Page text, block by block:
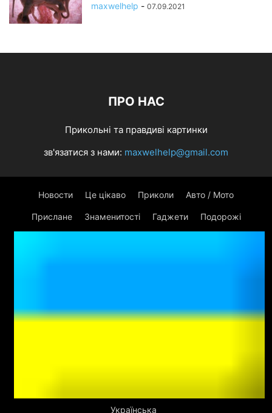
maxwelhelp - 07.09.2021
ПРО НАС
Прикольні та правдиві картинки
зв'язатися з нами: maxwelhelp@gmail.com
Новости Це цікаво Приколи Авто / Мото
Прислане Знаменитості Гаджети Подорожі
Українська